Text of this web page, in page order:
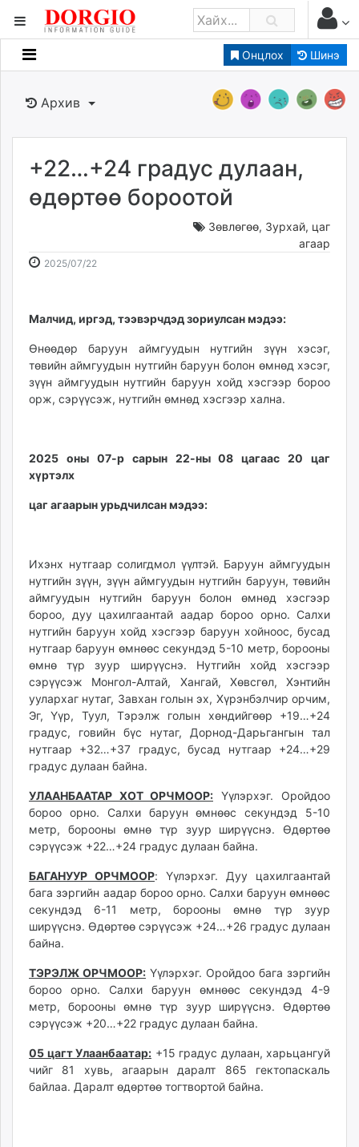
Онцлох Шинэ
Мэдээллийн
Банк санхүү
Бизнес ААН
Төрийн
Gogo.mn
caak.mn
zindaa.mn
tovch.mn
ikon.mn
mnb.mn
24tsag.mn
shuud.mn
ergelt.mn
zuv.mn
mminfo.mn
ugluu.mn
urlag.mn
unen.mn
asu.mn
shudarga.mn
shuurhai.mn
unuudur.mn
isee.mn
mglradio.com
fact.mn
itoim.mn
tumen.mn
shuum.mn
times.mn
tvmongolia.mn
mass.mn
unegui.mn
toim.mn
tac.mn
paparazzi.mn
unread.today
Архив
+22…+24 градус дулаан,
өдөртөө бороотой
Зөвлөгөө, Зурхай, цаг
агаар
2025/07/22
07:39:38
05:01:34
Малчид, иргэд, тээвэрчдэд зориулсан мэдээ:
Өнөөдөр баруун аймгуудын нутгийн зүүн хэсэг,
төвийн аймгуудын нутгийн баруун болон өмнөд хэсэг,
зүүн аймгуудын нутгийн баруун хойд хэсгээр бороо
орж, сэрүүсэж, нутгийн өмнөд хэсгээр хална.
2025 оны 07-р сарын 22-ны 08 цагаас 20 цаг
хүртэлх
цаг агаарын урьдчилсан мэдээ:
Ихэнх нутгаар солигдмол үүлтэй. Баруун аймгуудын
нутгийн зүүн, зүүн аймгуудын нутгийн баруун, төвийн
аймгуудын нутгийн баруун болон өмнөд хэсгээр
бороо, дуу цахилгаантай аадар бороо орно. Салхи
нутгийн баруун хойд хэсгээр баруун хойноос, бусад
нутгаар баруун өмнөөс секундэд 5-10 метр, борооны
өмнө түр зуур ширүүснэ. Нутгийн хойд хэсгээр
сэрүүсэж Монгол-Алтай, Хангай, Хөвсгөл, Хэнтийн
уулархаг нутаг, Завхан голын эх, Хүрэнбэлчир орчим,
Эг, Үүр, Туул, Тэрэлж голын хөндийгөөр +19…+24
градус, говийн бүс нутаг, Дорнод-Дарьгангын тал
нутгаар +32…+37 градус, бусад нутгаар +24…+29
градус дулаан байна.
УЛААНБААТАР ХОТ ОРЧМООР: Үүлэрхэг. Оройдоо
бороо орно. Салхи баруун өмнөөс секундэд 5-10
метр, борооны өмнө түр зуур ширүүснэ. Өдөртөө
сэрүүсэж +22…+24 градус дулаан байна.
БАГАНУУР ОРЧМООР: Үүлэрхэг. Дуу цахилгаантай
бага зэргийн аадар бороо орно. Салхи баруун өмнөөс
секундэд 6-11 метр, борооны өмнө түр зуур
ширүүснэ. Өдөртөө сэрүүсэж +24…+26 градус дулаан
байна.
ТЭРЭЛЖ ОРЧМООР: Үүлэрхэг. Оройдоо бага зэргийн
бороо орно. Салхи баруун өмнөөс секундэд 4-9
метр, борооны өмнө түр зуур ширүүснэ. Өдөртөө
сэрүүсэж +20…+22 градус дулаан байна.
05 цагт Улаанбаатар: +15 градус дулаан, харьцангуй
чийг 81 хувь, агаарын даралт 865 гектопаскаль
байлаа. Даралт өдөртөө тогтвортой байна.